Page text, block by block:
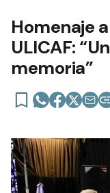
Homenaje
ULICAF:
memoria”